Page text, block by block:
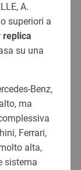
A.
superiori a
replica
su una
Benz,
ma
Ferrari,
alta,
sistema